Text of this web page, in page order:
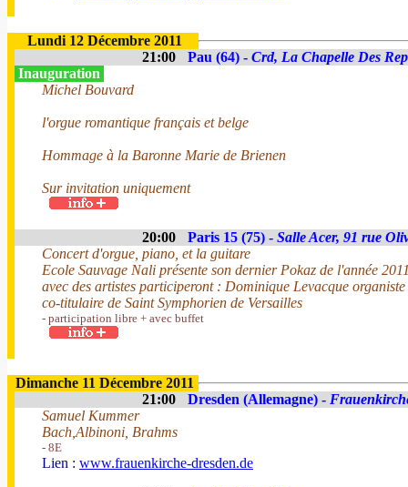
Lundi 12 Décembre 2011
21:00
Pau (64) - Crd, La Chapelle Des
Inauguration
Michel Bouvard
l'orgue romantique français et belge
Hommage à la Baronne Marie de Brienen
Sur invitation uniquement
20:00 Paris 15 (75) - Salle Acer, 91 rue
Concert d'orgue, piano, et la guitare
Ecole Sauvage Nali présente son dernier Pokaz de l'année
avec des artistes participeront : Dominique Levacque
co-titulaire de Saint Symphorien de Versailles
- participation libre + avec buffet
Dimanche 11 Décembre 2011
21:00
Dresden (Allemagne) -
Samuel Kummer
Bach,Albinoni, Brahms
- 8E
Lien : www.frauenkirche-dresden.de